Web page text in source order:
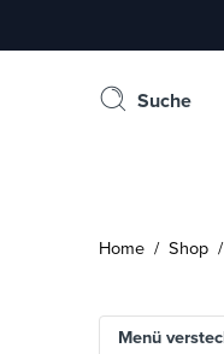
Suche
Home / Shop
Menü